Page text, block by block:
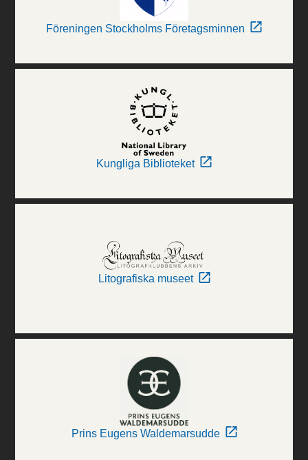
Föreningen Stockholms Företagsminnen
Kungliga Biblioteket
Litografiska museet
Prins Eugens Waldemarsudde